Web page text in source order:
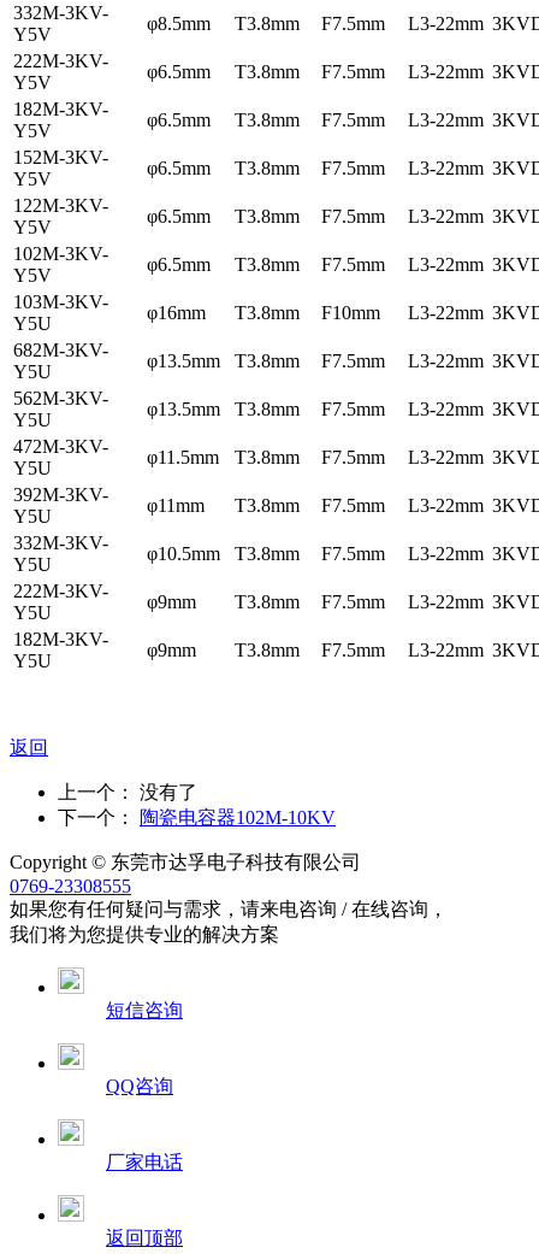
332M-3KV-
Y5V
φ8.5mm T3.8mm F7.5mm L3-22mm
222M-3KV-
Y5V
φ6.5mm T3.8mm F7.5mm L3-22mm
182M-3KV-
Y5V
φ6.5mm T3.8mm F7.5mm L3-22mm
152M-3KV-
Y5V
φ6.5mm T3.8mm F7.5mm L3-22mm
122M-3KV-
Y5V
φ6.5mm T3.8mm F7.5mm L3-22mm
102M-3KV-
Y5V
φ6.5mm T3.8mm F7.5mm L3-22mm
103M-3KV-
Y5U
φ16mm T3.8mm F10mm L3-22mm
682M-3KV-
Y5U
φ13.5mm T3.8mm F7.5mm L3-22mm
562M-3KV-
Y5U
φ13.5mm T3.8mm F7.5mm L3-22mm
472M-3KV-
Y5U
φ11.5mm T3.8mm F7.5mm L3-22mm
392M-3KV-
Y5U
φ11mm T3.8mm F7.5mm L3-22mm
332M-3KV-
Y5U
φ10.5mm T3.8mm F7.5mm L3-22mm
222M-3KV-
Y5U
φ9mm T3.8mm F7.5mm L3-22mm
182M-3KV-
Y5U
φ9mm T3.8mm F7.5mm L3-22mm
返回
上一个： 没有了
下一个：
陶瓷电容器102M-10KV
Copyright © 东莞市达孚电子科技有限公司
0769-23308555
如果您有任何疑问与需求，请来电咨询 / 在线咨询，
我们将为您提供专业的解决方案
短信咨询
QQ咨询
厂家电话
返回顶部